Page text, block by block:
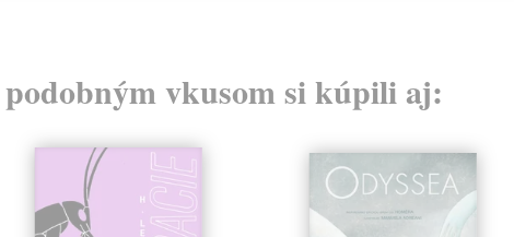
vkusom si kúpili aj: